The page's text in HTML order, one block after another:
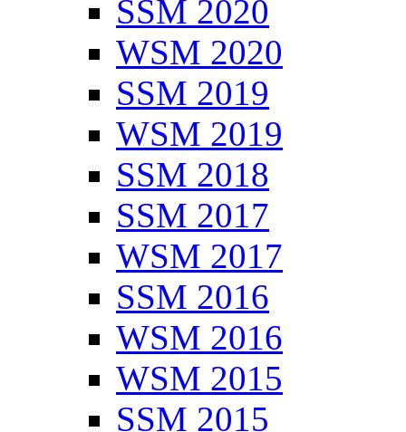
SSM 2020
WSM 2020
SSM 2019
WSM 2019
SSM 2018
SSM 2017
WSM 2017
SSM 2016
WSM 2016
WSM 2015
SSM 2015